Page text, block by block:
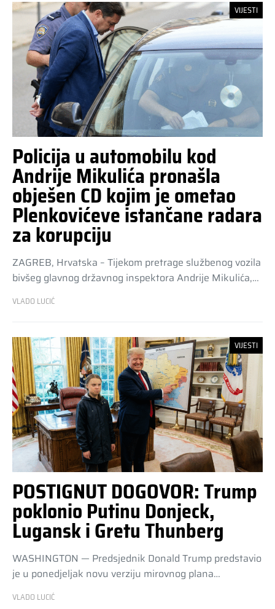
VIJESTI
Policija u automobilu kod
Andrije Mikulića pronašla
obješen CD kojim je ometao
Plenkovićeve istančane radara
za korupciju
ZAGREB, Hrvatska – Tijekom pretrage službenog vozila
bivšeg glavnog državnog inspektora Andrije Mikulića,…
VLADO LUCIĆ
VIJESTI
POSTIGNUT DOGOVOR: Trump
poklonio Putinu Donjeck,
Lugansk i Gretu Thunberg
WASHINGTON — Predsjednik Donald Trump predstavio
je u ponedjeljak novu verziju mirovnog plana…
VLADO LUCIĆ